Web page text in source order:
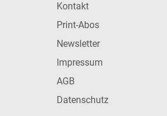
Kontakt
Print-Abos
Newsletter
Impressum
AGB
Datenschutz